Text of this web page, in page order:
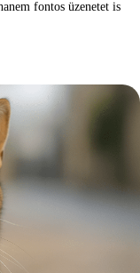
fontos üzenetet is